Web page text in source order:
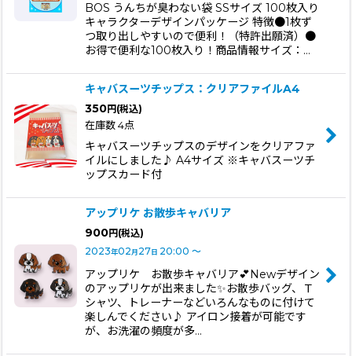
BOS うんちが臭わない袋 SSサイズ 100枚入り
キャラクターデザインパッケージ 特徴●1枚ず
つ取り出しやすいので便利！（特許出願済）●
お得で便利な100枚入り！商品情報サイズ：…
キャバスーツチップス：クリアファイルA4
350円 (税込)
在庫数 4点
キャバスーツチップスのデザインをクリアファ
イルにしました♪ A4サイズ ※キャバスーツチ
ップスカード付
アップリケ お散歩キャバリア
900円 (税込)
2023年02月27日 20:00 ～
アップリケ お散歩キャバリア💕Newデザイン
のアップリケが出来ました✨お散歩バッグ、Ｔ
シャツ、トレーナーなどいろんなものに付けて
楽しんでください♪ アイロン接着が可能です
が、お洗濯の頻度が多…